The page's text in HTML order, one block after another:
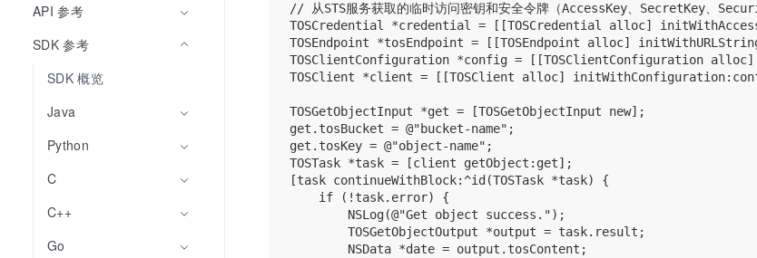
API 参考
SDK 参考
SDK 概览
Java
Python
C
C++
Go
// 从STS服务获取的临时访问密钥和安全令牌（AccessKey、SecretKey、
TOSCredential *credential = [[TOSCredential alloc]
TOSEndpoint *tosEndpoint = [[TOSEndpoint alloc]
TOSClientConfiguration *config = [[TOSClientConfiguration
TOSClient *client = [[TOSClient alloc]
TOSGetObjectInput *get = [TOSGetObjectInput new];
get.tosBucket = @"bucket-name";
get.tosKey = @"object-name";
TOSTask *task = [client getObject:get];
[task continueWithBlock:^id(TOSTask *task) {
    if (!task.error) {
        NSLog(@"Get object success.");
        TOSGetObjectOutput *output = task.result;
        NSData *date = output.tosContent;